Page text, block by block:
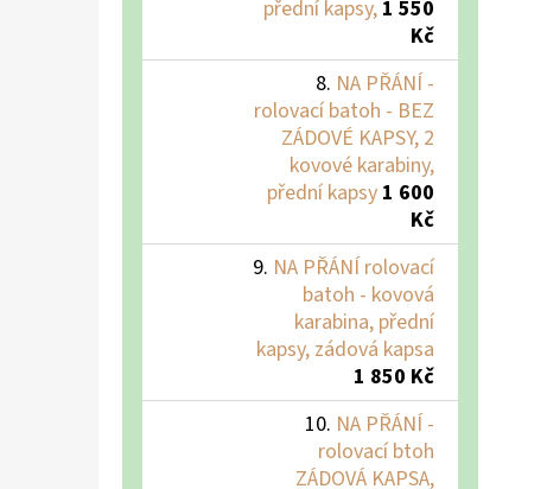
přední kapsy, 1 550
Kč
NA PŘÁNÍ -
rolovací batoh - BEZ
ZÁDOVÉ KAPSY, 2
kovové karabiny,
přední kapsy 1 600
Kč
NA PŘÁNÍ rolovací
batoh - kovová
karabina, přední
kapsy, zádová kapsa
1 850 Kč
NA PŘÁNÍ -
rolovací btoh
ZÁDOVÁ KAPSA,